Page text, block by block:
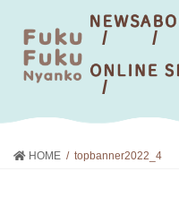
HOME topbanner2022_4